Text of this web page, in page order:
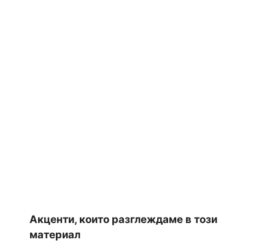
Акценти, които разглеждаме в този
материал